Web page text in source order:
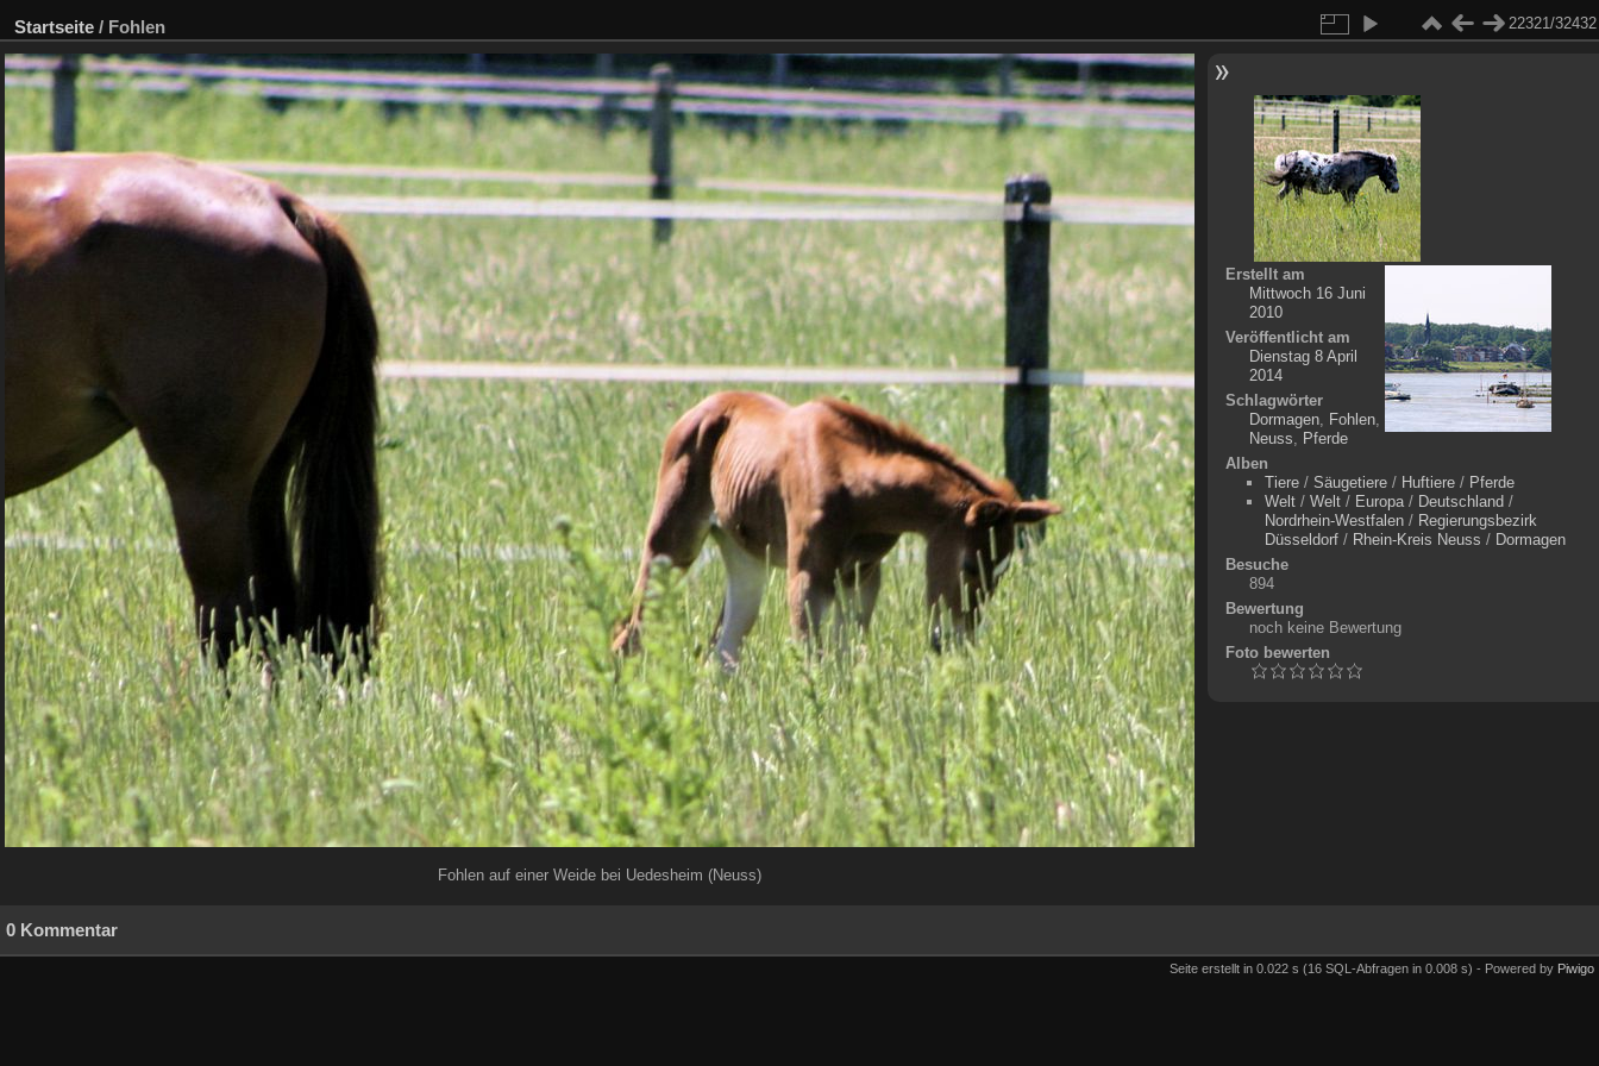
Startseite / Fohlen 22321/32432
Fohlen auf einer Weide bei Uedesheim (Neuss)
Erstellt am
Mittwoch 16 Juni
2010
Veröffentlicht am
Dienstag 8 April
2014
Schlagwörter
Dormagen, Fohlen,
Neuss, Pferde
Alben
Tiere/ Säugetiere/ Huftiere/ Pferde
Welt/ Welt/ Europa/ Deutschland /
Nordrhein-Westfalen/ Regierungsbezirk
Düsseldorf/ Rhein-Kreis Neuss / Dormagen
Besuche
894
Bewertung
noch keine Bewertung
Foto bewerten
0 Kommentar
Seite erstellt in 0.022 s (16 SQL-Abfragen in 0.008 s) - Powered by Piwigo